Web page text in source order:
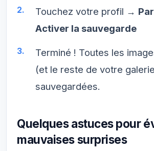
Touchez votre profil →
Activer la sauvegarde
Terminé ! Toutes les
(et le reste de votre
sauvegardées.
Quelques astuces pour
mauvaises surprises